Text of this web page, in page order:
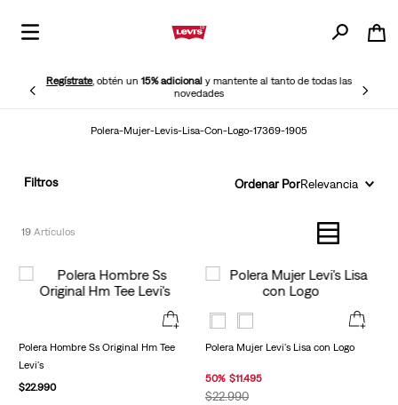
de todas las ¡Elige Retiro en Tienda Gratis!Tenemos más puntos
disponibles cerca de ti para tu mayor comodidad.
Polera-Mujer-Levis-Lisa-Con-Logo-17369-1905
Filtros Ordenar PorRelevancia
19
Polera Hombre Ss Original Hm Tee
Levi's
$22.990
Polera Mujer Levi's Lisa con Logo
50% $11.495
$22.990